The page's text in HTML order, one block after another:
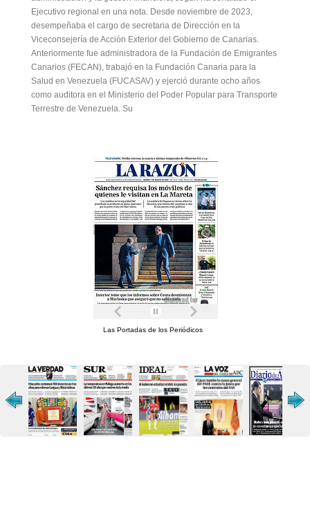
Ejecutivo regional en una nota. Desde noviembre de 2023,
desempeñaba el cargo de secretaria de Dirección en la
Viceconsejería de Acción Exterior del Gobierno de Canarias.
Anteriormente fue administradora de la Fundación de Emigrantes
Canarios (FECAN), trabajó en la Fundación Canaria para la
Salud en Venezuela (FUCASAV) y ejerció durante ocho años
como auditora en el Ministerio del Poder Popular para Transporte
Terrestre de Venezuela. Su
Las Portadas de los Periódicos